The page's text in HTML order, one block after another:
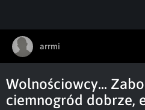
arrmi
Wolnościowcy...
ciemnogród dobrze,